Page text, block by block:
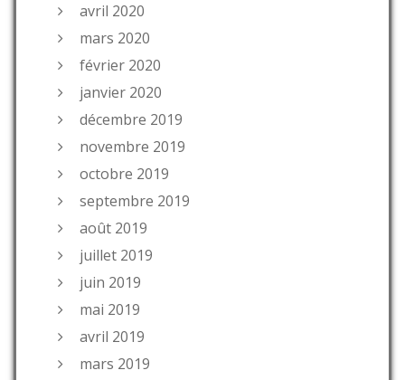
avril 2020
mars 2020
février 2020
janvier 2020
décembre 2019
novembre 2019
octobre 2019
septembre 2019
août 2019
juillet 2019
juin 2019
mai 2019
avril 2019
mars 2019